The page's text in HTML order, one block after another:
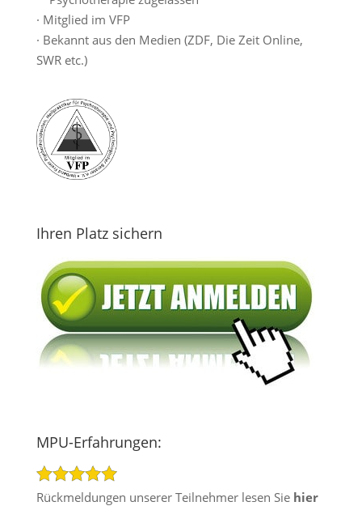
· Mitglied im VFP
· Bekannt aus den Medien (ZDF, Die Zeit Online,
SWR etc.)
Ihren Platz sichern
MPU-Erfahrungen:
Rückmeldungen unserer Teilnehmer lesen Sie hier